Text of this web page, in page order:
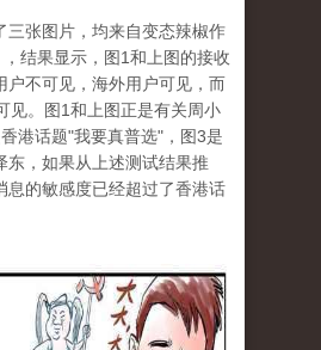
三张图片，均来自变态辣椒作
结果显示，图1和上图的接收
户不可见，海外用户可见，而
见。图1和上图正是有关周小
港话题"我要真普选"，图3是
东，如果从上述测试结果推
息的敏感度已经超过了香港话